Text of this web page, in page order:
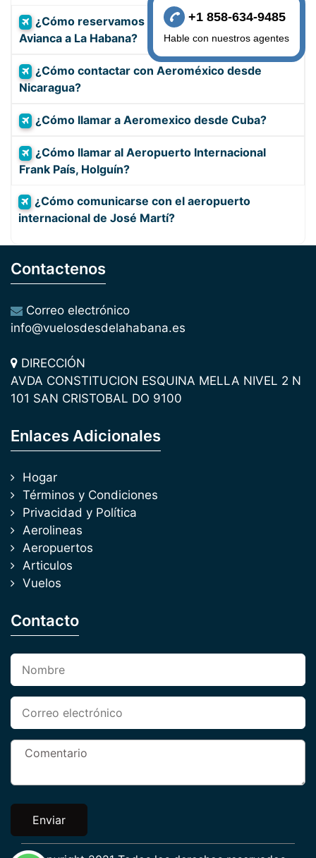
¿Cómo reservamos vuelos de la aerolíneas
Avianca a La Habana?
¿Cómo contactar con Aeroméxico desde
Nicaragua?
¿Cómo llamar a Aeromexico desde Cuba?
¿Cómo llamar al Aeropuerto Internacional
Frank País, Holguín?
¿Cómo comunicarse con el aeropuerto
internacional de José Martí?
+1 858-634-9485
Hable con nuestros agentes
Contactenos
Correo electrónico
info@vuelosdesdelahabana.es
DIRECCIÓN
AVDA CONSTITUCION ESQUINA MELLA NIVEL 2 N
101 SAN CRISTOBAL DO 9100
Enlaces Adicionales
Hogar
Términos y Condiciones
Privacidad y Política
Aerolineas
Aeropuertos
Articulos
Vuelos
Contacto
Enviar